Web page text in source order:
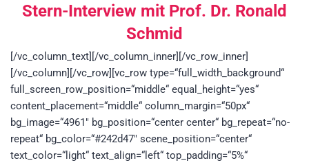
Stern-Interview mit Prof. Dr. Ronald
Schmid
[/vc_column_text][/vc_column_inner][/vc_row_inner]
[/vc_column][/vc_row][vc_row type=“full_width_background“
full_screen_row_position=“middle“ equal_height=“yes“
content_placement=“middle“ column_margin=“50px“
bg_image=“4961″ bg_position=“center center“ bg_repeat=“no-
repeat“ bg_color=“#242d47″ scene_position=“center“
text_color=“light“ text_align=“left“ top_padding=“5%“